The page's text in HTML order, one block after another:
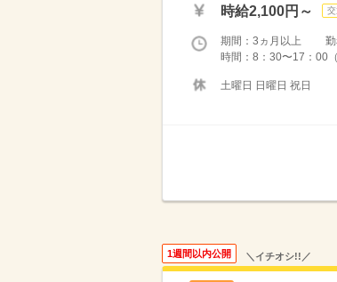
時給2,100円～
期間：3ヵ月以上 勤
時間：8：30〜17：00
土曜日 日曜日 祝日
1週間以内公開 ＼イチオシ!!／